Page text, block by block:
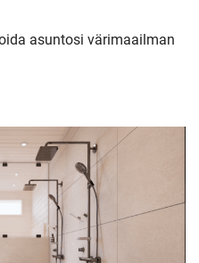
asuntosi värimaailman